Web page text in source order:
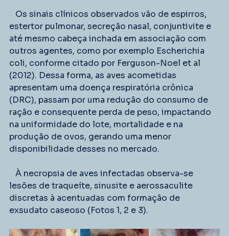
estertor pulmonar, secreção nasal, conjuntivite e
até mesmo cabeça inchada em associação com
outros agentes, como por exemplo Escherichia
coli, conforme citado por Ferguson-Noel et al
(2012). Dessa forma, as aves acometidas
apresentam uma doença respiratória crônica
(DRC), passam por uma redução do consumo de
ração e consequente perda de peso, impactando
na uniformidade do lote, mortalidade e na
produção de ovos, gerando uma menor
disponibilidade desses no mercado.
lesões de traqueíte, sinusite e aerossaculite
discretas à acentuadas com formação de
exsudato caseoso (Fotos 1, 2 e 3).